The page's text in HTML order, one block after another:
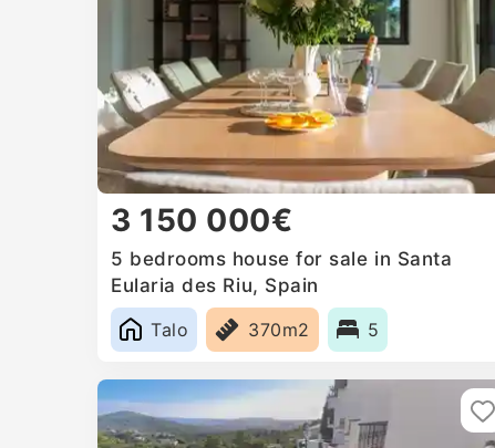
3 150 000€
5 bedrooms house for sale in Santa
Eularia des Riu, Spain
Talo
370m2 5